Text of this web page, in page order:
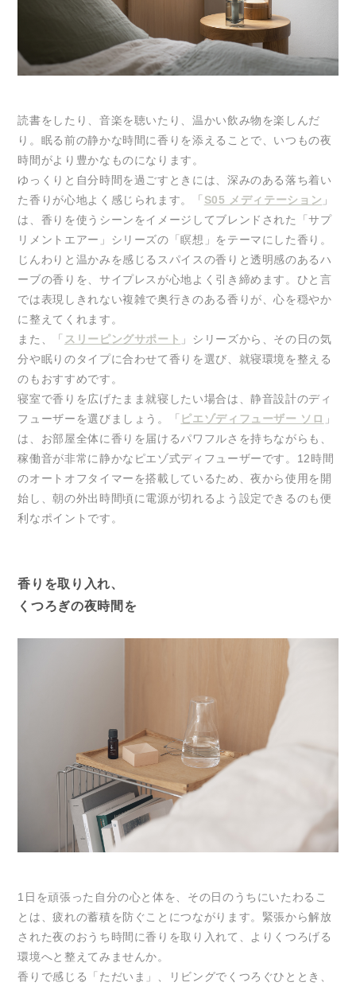
読書をしたり、音楽を聴いたり、温かい飲み物を楽しんだ
り。眠る前の静かな時間に香りを添えることで、いつもの夜
時間がより豊かなものになります。
ゆっくりと自分時間を過ごすときには、深みのある落ち着い
た香りが心地よく感じられます。「 S05 メディテーション 」
は、香りを使うシーンをイメージしてブレンドされた「サプ
リメントエアー」シリーズの「瞑想」をテーマにした香り。
じんわりと温かみを感じるスパイスの香りと透明感のあるハ
ーブの香りを、サイプレスが心地よく引き締めます。ひと言
では表現しきれない複雑で奥行きのある香りが、心を穏やか
に整えてくれます。
また、「 スリーピングサポート 」シリーズから、その日の気
分や眠りのタイプに合わせて香りを選び、就寝環境を整える
のもおすすめです。
寝室で香りを広げたまま就寝したい場合は、静音設計のディ
フューザーを選びましょう。「 ピエゾディフューザー ソロ 」
は、お部屋全体に香りを届けるパワフルさを持ちながらも、
稼働音が非常に静かなピエゾ式ディフューザーです。12時間
のオートオフタイマーを搭載しているため、夜から使用を開
始し、朝の外出時間頃に電源が切れるよう設定できるのも便
利なポイントです。
香りを取り入れ、
くつろぎの夜時間を
1日を頑張った自分の心と体を、その日のうちにいたわるこ
とは、疲れの蓄積を防ぐことにつながります。緊張から解放
された夜のおうち時間に香りを取り入れて、よりくつろげる
環境へと整えてみませんか。
香りで感じる「ただいま」、リビングでくつろぐひととき、